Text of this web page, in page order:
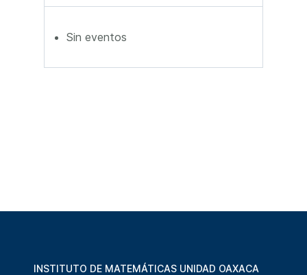
Sin eventos
INSTITUTO DE MATEMÁTICAS UNIDAD OAXACA